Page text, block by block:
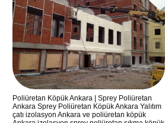
Poliüretan Köpük Ankara | Sprey Poliüretan
Ankara Sprey Poliüretan Köpük Ankara Yalıtım
çatı izolasyon Ankara ve poliüretan köpük